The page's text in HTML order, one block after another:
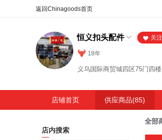
恒义扣头配件
18年
关注
义乌国际商贸城四区75门四
店铺首页 供应商品(85)
店内搜索
全部